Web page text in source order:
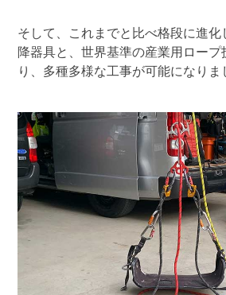
そして、これまでと比べ格段に進
降器具と、世界基準の産業用ロー
り、多種多様な工事が可能になりま